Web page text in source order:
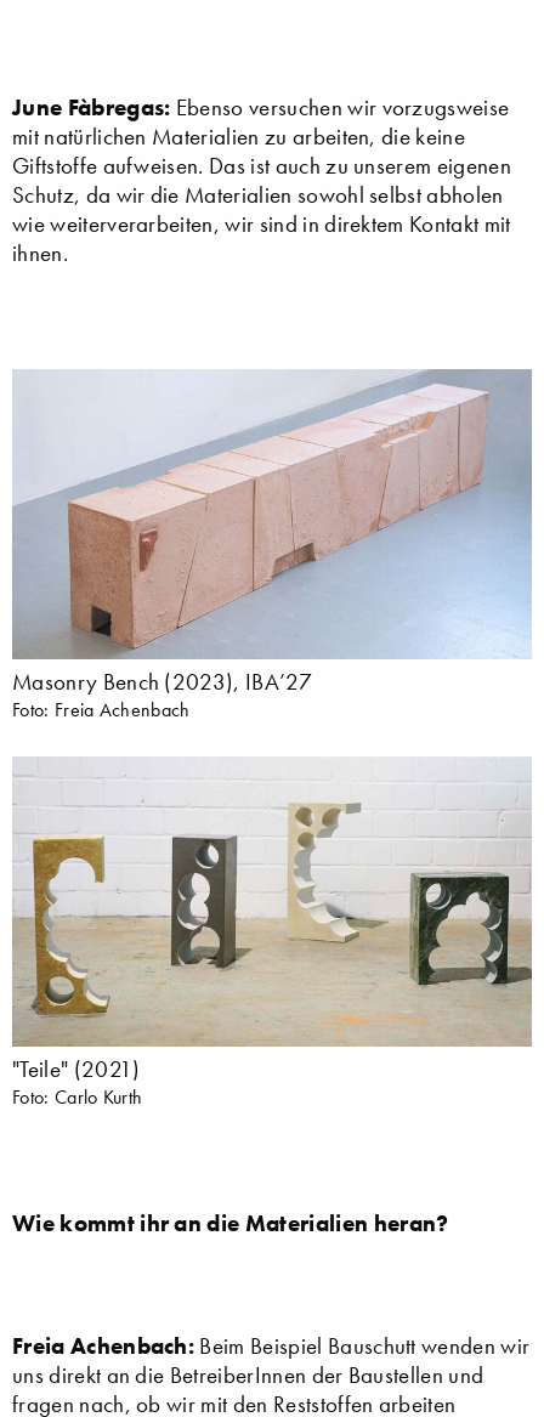
June Fàbregas: Ebenso versuchen wir vorzugsweise
mit natürlichen Materialien zu arbeiten, die keine
Giftstoffe aufweisen. Das ist auch zu unserem eigenen
Schutz, da wir die Materialien sowohl selbst abholen
wie weiterverarbeiten, wir sind in direktem Kontakt mit
ihnen.
Masonry Bench (2023), IBA’27
Foto: Freia Achenbach
"Teile" (2021)
Foto: Carlo Kurth
Wie kommt ihr an die Materialien heran?
Freia Achenbach: Beim Beispiel Bauschutt wenden wir
uns direkt an die BetreiberInnen der Baustellen und
fragen nach, ob wir mit den Reststoffen arbeiten